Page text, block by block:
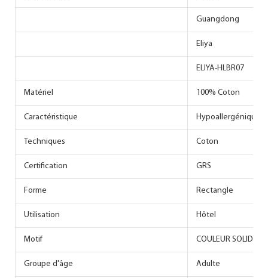
Guangdong
Eliya
ELIYA-HLBR07
Matériel 100% Coton
Caractéristique Hypoallergénique
Techniques Coton
Certification GRS
Forme Rectangle
Utilisation Hôtel
Motif COULEUR SOLIDE
Groupe d'âge Adulte